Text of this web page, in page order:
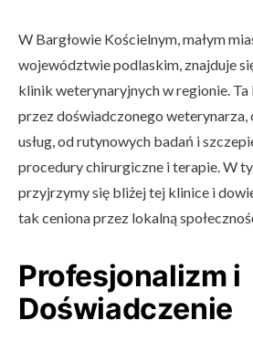
W Bargłowie Kościelnym, małym
województwie podlaskim, znajduje
klinik weterynaryjnych w regionie.
przez doświadczonego weterynarza,
usług, od rutynowych badań i
procedury chirurgiczne i terapie. W
przyjrzymy się bliżej tej klinice i
tak ceniona przez lokalną
Profesjonalizm i
Doświadczenie